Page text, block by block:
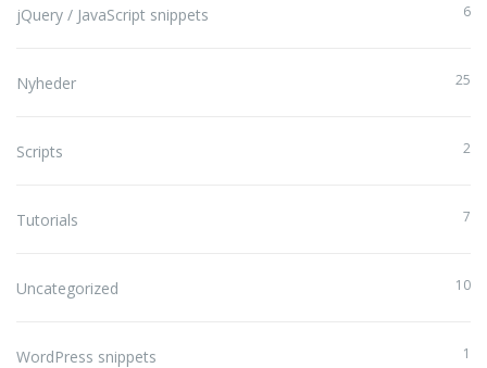
jQuery / JavaScript snippets 6
Nyheder 25
Scripts 2
Tutorials 7
Uncategorized 10
WordPress snippets 1